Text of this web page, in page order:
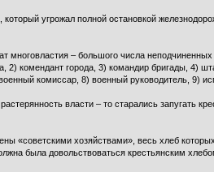
угрожал полной остановкой
многовластия – большого числа
2) комендант города, 3) командир бригады,
комиссар, 8) военный руководитель, 9)
власти – то старались запугать
«советскими хозяйствами», весь хлеб
была довольствоваться крестьянским